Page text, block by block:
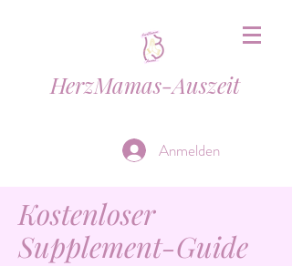
HerzMamas-Auszeit
Anmelden
Kostenloser
Supplement-Guide